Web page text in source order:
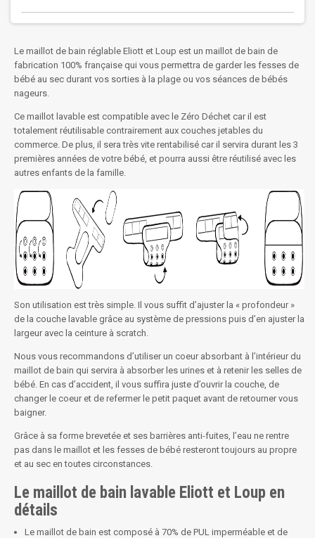
Le maillot de bain réglable Eliott et Loup est un maillot de bain de
fabrication 100% française qui vous permettra de garder les fesses de
bébé au sec durant vos sorties à la plage ou vos séances de bébés
nageurs.
Ce maillot lavable est compatible avec le Zéro Déchet car il est
totalement réutilisable contrairement aux couches jetables du
commerce. De plus, il sera très vite rentabilisé car il servira durant les 3
premières années de votre bébé, et pourra aussi être réutilisé avec les
autres enfants de la famille.
Son utilisation est très simple. Il vous suffit d’ajuster la « profondeur »
de la couche lavable grâce au système de pressions puis d’en ajuster la
largeur avec la ceinture à scratch.
Nous vous recommandons d’utiliser un coeur absorbant à l’intérieur du
maillot de bain qui servira à absorber les urines et à retenir les selles de
bébé. En cas d’accident, il vous suffira juste d’ouvrir la couche, de
changer le coeur et de refermer le petit paquet avant de retourner vous
baigner.
Grâce à sa forme brevetée et ses barrières anti-fuites, l’eau ne rentre
pas dans le maillot et les fesses de bébé resteront toujours au propre
et au sec en toutes circonstances.
Le maillot de bain lavable Eliott et Loup en
détails
Le maillot de bain est composé à 70% de PUL imperméable et de